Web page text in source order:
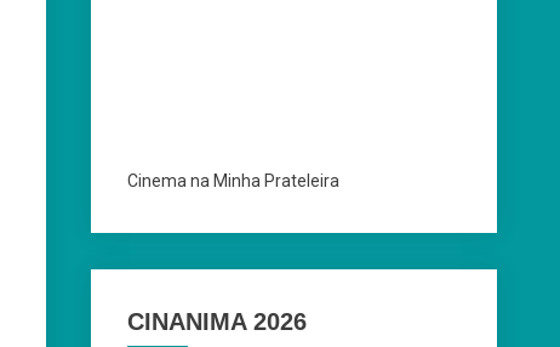
Cinema na Minha Prateleira
CINANIMA 2026